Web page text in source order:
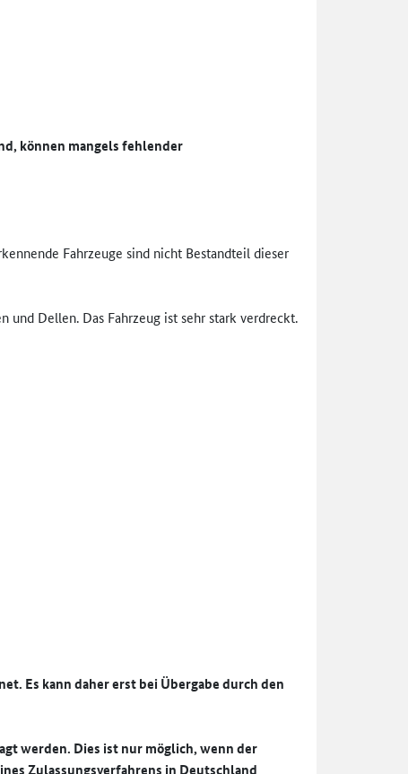
können mangels fehlender
Fahrzeuge sind nicht Bestandteil dieser
und Dellen. Das Fahrzeug ist sehr stark verdreckt.
Es kann daher erst bei Übergabe durch den
werden. Dies ist nur möglich, wenn der
Zulassungsverfahrens in Deutschland